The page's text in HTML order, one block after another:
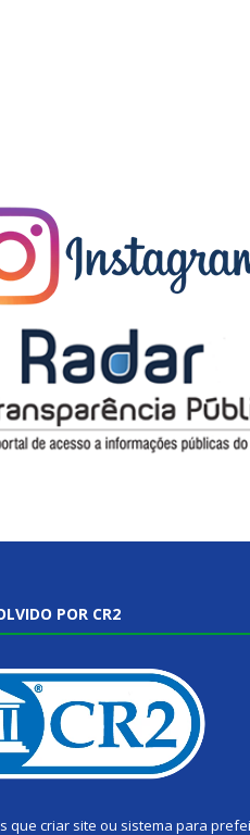
POR CR2
que criar site ou sistema para